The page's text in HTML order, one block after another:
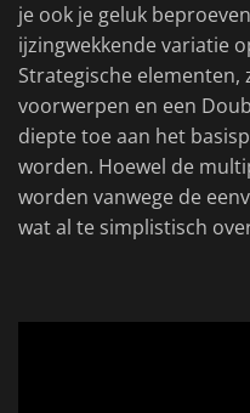
je ook je geluk
ijzingwekkende variatie
Strategische
voorwerpen en een
diepte toe aan het
worden. Hoewel de
worden vanwege de
wat al te simplistisch